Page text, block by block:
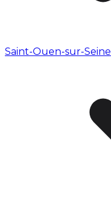
Saint-Ouen-sur-Seine